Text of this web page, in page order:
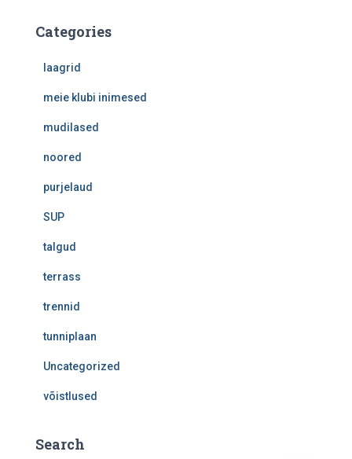
Categories
laagrid
meie klubi inimesed
mudilased
noored
purjelaud
SUP
talgud
terrass
trennid
tunniplaan
Uncategorized
võistlused
Search